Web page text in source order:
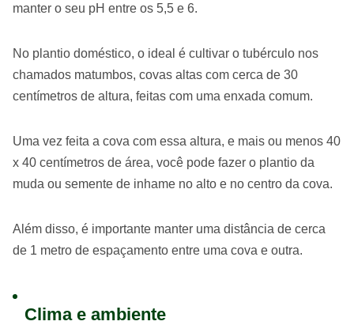
manter o seu pH entre os 5,5 e 6.
No plantio doméstico, o ideal é cultivar o tubérculo nos
chamados matumbos, covas altas com cerca de 30
centímetros de altura, feitas com uma enxada comum.
Uma vez feita a cova com essa altura, e mais ou menos 40
x 40 centímetros de área, você pode fazer o plantio da
muda ou semente de inhame no alto e no centro da cova.
Além disso, é importante manter uma distância de cerca
de 1 metro de espaçamento entre uma cova e outra.
Clima e ambiente